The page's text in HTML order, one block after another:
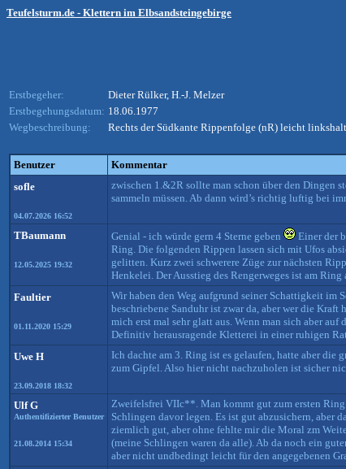
Teufelsturm.de - Klettern im Elbsandsteingebirge
Erstbegeher:
Dieter Rülker, H.-J. Melzer
Erstbegehungsdatum: 18.06.1977
Wegbeschreibung:
Rechts der Südkante Rippenfolge (nR) leicht
Benutzer Kommentar
sofle
04.07.2026 16:52
zwischen 1.&2R sollte man schon über den Dingen
sammeln müssen. Ab dann wird’s richtig luftig bei
TBaumann
12.05.2025 19:32
Genial - ich würde gern 4 Sterne geben
Einer der
Ring. Die folgenden Rippen lassen sich mit Ufos
gelitten. Kurz zwei schwerere Züge zur nächsten
Henkelei. Der Ausstieg des Rengerweges ist am
Faultier
01.11.2020 15:29
Wir haben den Weg aufgrund seiner Schattigkeit im
beschriebene Sanduhr ist zwar da, aber wer die
mich erst mal sehr glatt aus. Wenn man sich aber
Definitiv herausragende Kletterei in einer ruhigen
Uwe H
23.09.2018 18:32
Ich dachte am 3. Ring ist es gelaufen, hatte aber die
zum Gipfel. Also hier nicht nachzuholen ist sicher
Ulf G
Authentifizierter Benutzer
21.08.2014 15:34
Zweifelsfrei VIIc**. Man kommt gut zum ersten
Schlingen davor legen. Es ist gut abzusichern,
ziemlich gut, aber ohne fehlte mir die Moral zm
(meine Schlingen waren da alle). Ab da noch ein
aber nicht undbedingt leicht für den angegebenen